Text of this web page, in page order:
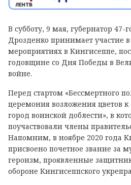
В субботу, 9 мая, губернатор 47-
Дрозденко принимает участие
мероприятиях в Кингисеппе,
годовщине со Дня Победы в
войне.
Перед стартом «Бессмертного
церемония возложения цветов к
город воинской доблести», в
поучаствовали члены
Напомним, в ноябре 2020 года
присвоено почетное звание за
героизм, проявленные
обороне Кингисеппского